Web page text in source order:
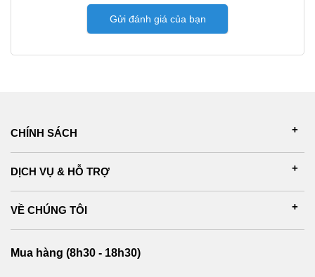
Gửi đánh giá của bạn
CHÍNH SÁCH
DỊCH VỤ & HỖ TRỢ
VỀ CHÚNG TÔI
Mua hàng (8h30 - 18h30)